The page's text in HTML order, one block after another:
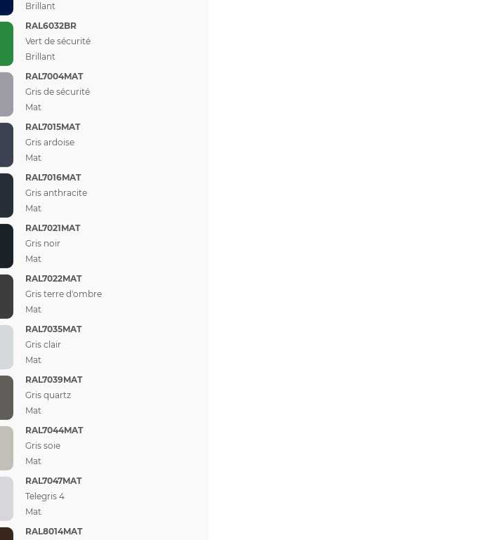
Brillant
RAL6032BR
Vert de sécurité
Brillant
RAL7004MAT
Gris de sécurité
Mat
RAL7015MAT
Gris ardoise
Mat
RAL7016MAT
Gris anthracite
Mat
RAL7021MAT
Gris noir
Mat
RAL7022MAT
Gris terre d'ombre
Mat
RAL7035MAT
Gris clair
Mat
RAL7039MAT
Gris quartz
Mat
RAL7044MAT
Gris soie
Mat
RAL7047MAT
Telegris 4
Mat
RAL8014MAT